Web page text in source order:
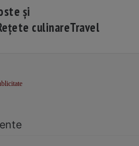
și
culinareTravel